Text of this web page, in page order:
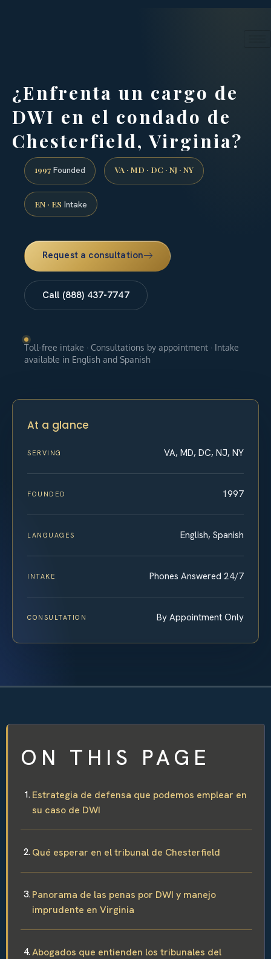
¿Enfrenta un cargo de
DWI en el condado de
Chesterfield, Virginia?
1997 Founded VA · MD · DC · NJ · NY
EN · ES Intake
Request a consultation
Call (888) 437-7747
Toll-free intake · Consultations by appointment · Intake
available in English and Spanish
At a glance
SERVING VA, MD, DC, NJ, NY
FOUNDED 1997
LANGUAGES English, Spanish
INTAKE Phones Answered 24/7
CONSULTATION By Appointment Only
ON THIS PAGE
Estrategia de defensa que podemos emplear en
su caso de DWI
Qué esperar en el tribunal de Chesterfield
Panorama de las penas por DWI y manejo
imprudente en Virginia
Abogados que entienden los tribunales del